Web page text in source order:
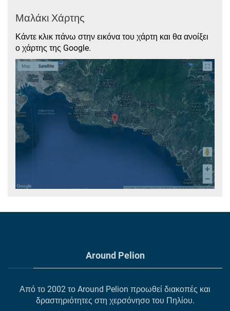
Μαλάκι Χάρτης
Κάντε κλικ πάνω στην εικόνα του χάρτη και θα ανοίξει
ο χάρτης της Google.
Around Pelion
Από το 2002 το Around Pelion προωθεί διακοπές και
δραστηριότητες στη χερσόνησο του Πηλίου.